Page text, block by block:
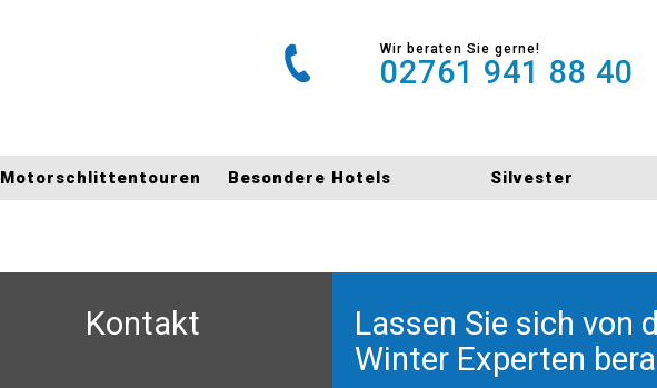
Wir beraten Sie gerne!
02761 941 88 40
Motorschlittentouren Besondere Hotels Silvester
Kontakt
Lassen Sie sich von
Winter Experten